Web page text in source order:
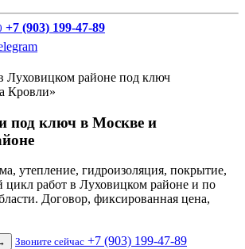
+7 (903) 199-47-89
Кровли»
под ключ в Москве и
утепление, гидроизоляция, покрытие,
работ в Луховицком районе и по
Договор, фиксированная цена,
Звоните сейчас +7 (903) 199-47-89